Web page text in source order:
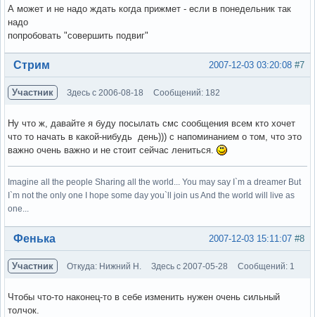
А может и не надо ждать когда прижмет - если в понедельник так
надо
попробовать "совершить подвиг"
Вне форума #7
2007-12-03 03:20:08
Стрим
Участник Здесь с 2006-08-18 Сообщений: 182
Ну что ж, давайте я буду посылать смс сообщения всем кто хочет
что то начать в какой-нибудь день))) с напоминанием о том, что это
важно очень важно и не стоит сейчас лениться.
Imagine all the people Sharing all the world... You may say I`m a dreamer But
I`m not the only one I hope some day you`ll join us And the world will live as
one...
Вне форума #8
2007-12-03 15:11:07
Фенька
Участник Откуда: Нижний Н. Здесь с 2007-05-28 Сообщений: 1
Чтобы что-то наконец-то в себе изменить нужен очень сильный
толчок.